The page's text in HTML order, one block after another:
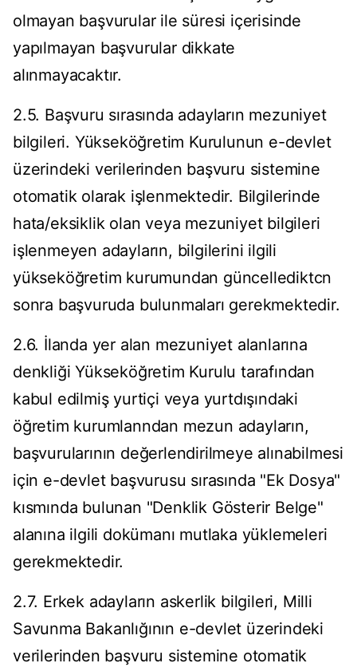
olmayan başvurular ile süresi içerisinde
yapılmayan başvurular dikkate
alınmayacaktır.
2.5. Başvuru sırasında adayların mezuniyet
bilgileri. Yükseköğretim Kurulunun e-devlet
üzerindeki verilerinden başvuru sistemine
otomatik olarak işlenmektedir. Bilgilerinde
hata/eksiklik olan veya mezuniyet bilgileri
işlenmeyen adayların, bilgilerini ilgili
yükseköğretim kurumundan güncellediktcn
sonra başvuruda bulunmaları gerekmektedir.
2.6. İlanda yer alan mezuniyet alanlarına
denkliği Yükseköğretim Kurulu tarafından
kabul edilmiş yurtiçi veya yurtdışındaki
öğretim kurumlanndan mezun adayların,
başvurularının değerlendirilmeye alınabilmesi
için e-devlet başvurusu sırasında "Ek Dosya"
kısmında bulunan "Denklik Gösterir Belge"
alanına ilgili dokümanı mutlaka yüklemeleri
gerekmektedir.
2.7. Erkek adayların askerlik bilgileri, Milli
Savunma Bakanlığının e-devlet üzerindeki
verilerinden başvuru sistemine otomatik